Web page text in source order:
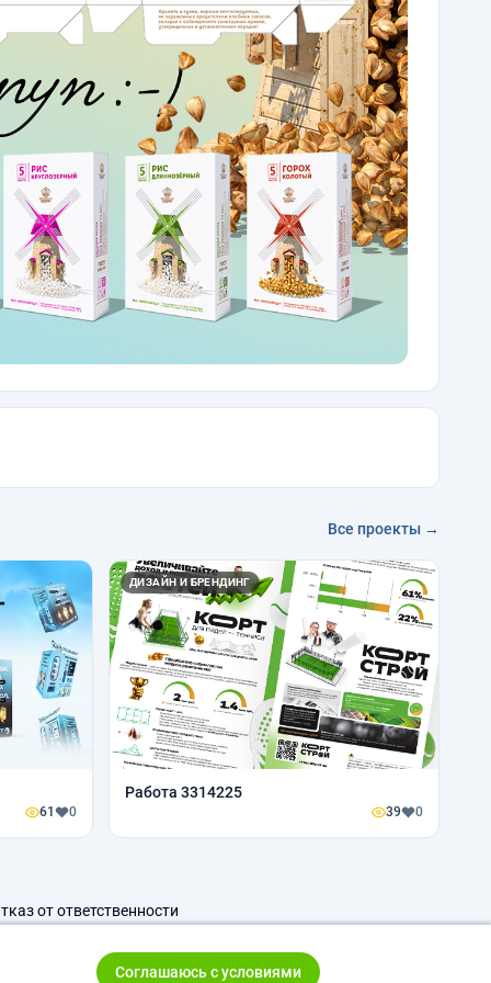
Все проекты →
61 0
ДИЗАЙН И БРЕНДИНГ
Работа 3314225
39 0
от ответственности
Соглашаюсь с условиями